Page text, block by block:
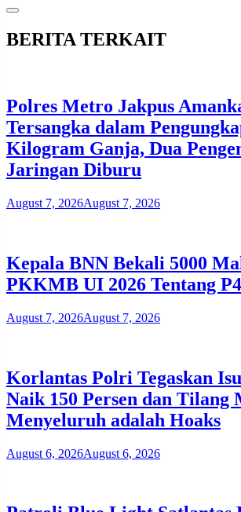
BERITA TERKAIT
Polres Metro Jakpus
Tersangka dalam
Kilogram Ganja, Dua
Jaringan Diburu
August 7, 2026August 7, 2026
Kepala BNN Bekali 5000
PKKMB UI 2026 Tentang
August 7, 2026August 7, 2026
Korlantas Polri Tegaskan
Naik 150 Persen dan Tilang
Menyeluruh adalah Hoaks
August 6, 2026August 6, 2026